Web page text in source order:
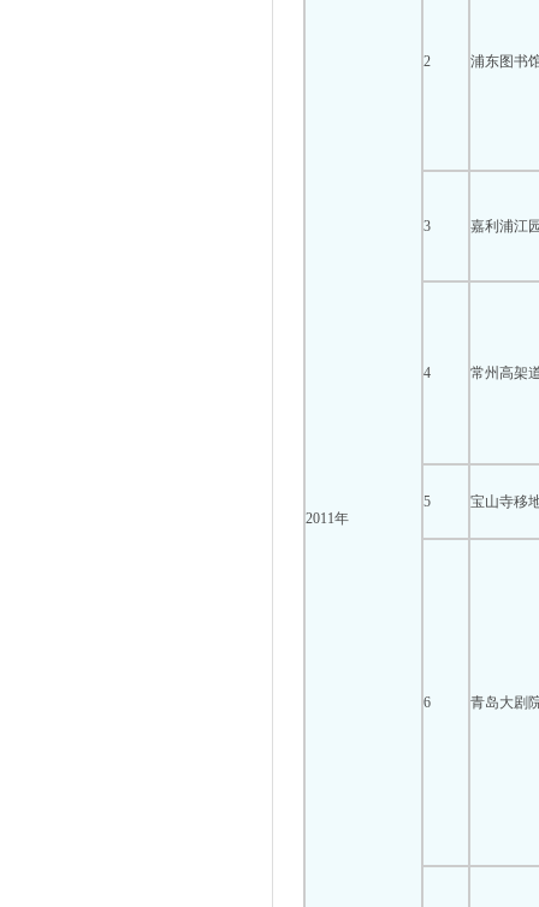
2011年
2 浦东图书
3 嘉利浦江
4 常州高架
5 宝山寺移
6 青岛大剧